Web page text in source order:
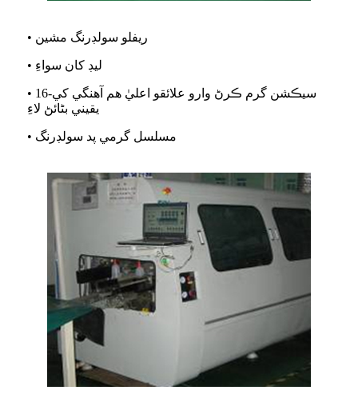
• ريفلو سولڊرنگ مشين
• ليڊ کان سواءِ
• 16-سيڪشن گرم ڪرڻ وارو علائقو اعليٰ هم آهنگي کي
يقيني بڻائڻ لاءِ
• مسلسل گرمي پد سولڊرنگ